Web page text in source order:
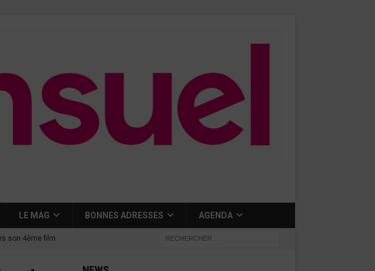
LE MAG BONNES ADRESSES AGENDA
son 4ème film